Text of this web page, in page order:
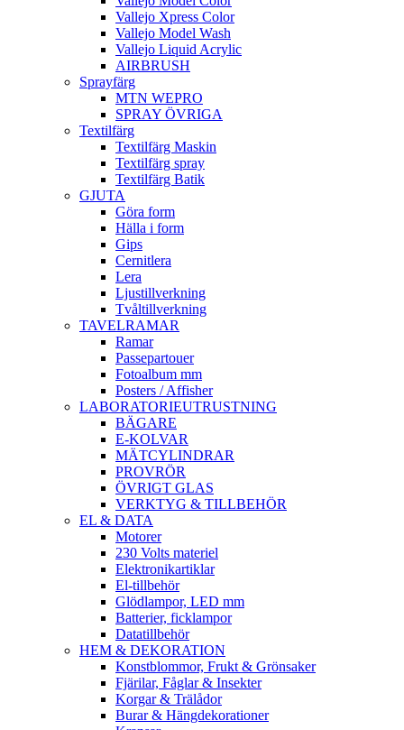
Vallejo Xpress Color
Vallejo Model Wash
Vallejo Liquid Acrylic
AIRBRUSH
Sprayfärg
MTN WEPRO
SPRAY ÖVRIGA
Textilfärg
Textilfärg Maskin
Textilfärg spray
Textilfärg Batik
GJUTA
Göra form
Hälla i form
Gips
Cernitlera
Lera
Ljustillverkning
Tvåltillverkning
TAVELRAMAR
Ramar
Passepartouer
Fotoalbum mm
Posters / Affisher
LABORATORIEUTRUSTNING
BÄGARE
E-KOLVAR
MÄTCYLINDRAR
PROVRÖR
ÖVRIGT GLAS
VERKTYG & TILLBEHÖR
EL & DATA
Motorer
230 Volts materiel
Elektronikartiklar
El-tillbehör
Glödlampor, LED mm
Batterier, ficklampor
Datatillbehör
HEM & DEKORATION
Konstblommor, Frukt & Grönsaker
Fjärilar, Fåglar & Insekter
Korgar & Trälådor
Burar & Hängdekorationer